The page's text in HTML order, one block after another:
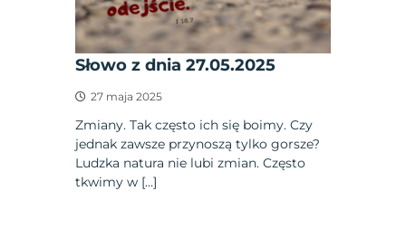
Słowo z dnia 27.05.2025
27 maja 2025
Zmiany. Tak często ich się boimy. Czy
jednak zawsze przynoszą tylko gorsze?
Ludzka natura nie lubi zmian. Często
tkwimy w […]